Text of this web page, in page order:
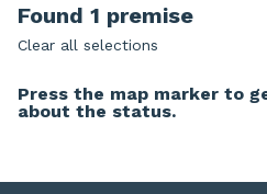
Found 1 premise
Clear all selections
+
Press the map marker to
about the status.